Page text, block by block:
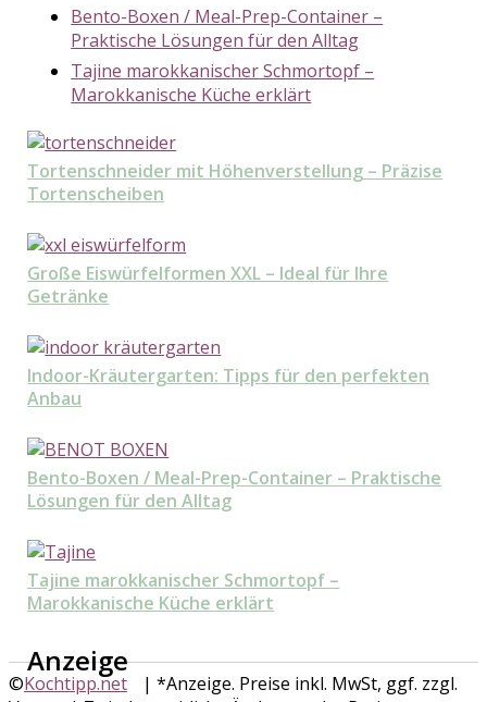
Bento-Boxen / Meal-Prep-Container –
Praktische Lösungen für den Alltag
Tajine marokkanischer Schmortopf –
Marokkanische Küche erklärt
Tortenschneider mit Höhenverstellung – Präzise
Tortenscheiben
Große Eiswürfelformen XXL – Ideal für Ihre
Getränke
Indoor-Kräutergarten: Tipps für den perfekten
Anbau
Bento-Boxen / Meal-Prep-Container – Praktische
Lösungen für den Alltag
Tajine marokkanischer Schmortopf –
Marokkanische Küche erklärt
Anzeige
©Kochtipp.net
| *Anzeige. Preise inkl. MwSt, ggf. zzgl.